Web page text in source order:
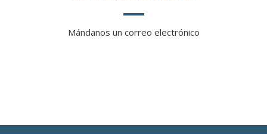
Mándanos un correo electrónico